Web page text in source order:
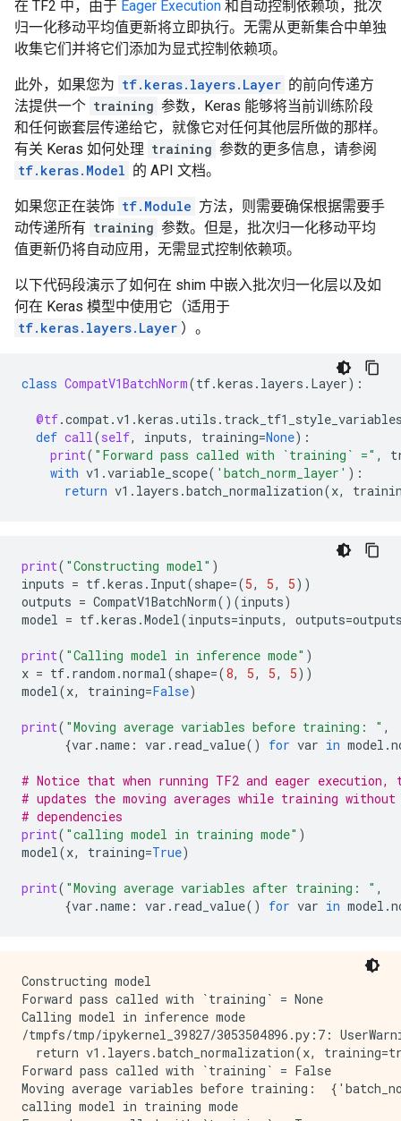
在 TF2 中，由于 Eager Execution 和自动控制依赖项，批次
归一化移动平均值更新将立即执行。无需从更新集合中单独
收集它们并将它们添加为显式控制依赖项。
此外，如果您为 tf.keras.layers.Layer 的前向传递方
法提供一个 training 参数，Keras 能够将当前训练阶段
和任何嵌套层传递给它，就像它对任何其他层所做的那样。
有关 Keras 如何处理 training 参数的更多信息，请参阅
tf.keras.Model 的 API 文档。
如果您正在装饰 tf.Module 方法，则需要确保根据需要手
动传递所有 training 参数。但是，批次归一化移动平均
值更新仍将自动应用，无需显式控制依赖项。
以下代码段演示了如何在 shim 中嵌入批次归一化层以及如
何在 Keras 模型中使用它（适用于
tf.keras.layers.Layer ）。
class CompatV1BatchNorm(tf.keras . layers . Layer):
@tf.compat.v1 .keras .utils .
def call(self, inputs, training=None):
print( "Forward pass called with `training` =" ,
with v1 .variable_scope( 'batch_norm_layer' ):
return v1 . layers .batch_normalization(x,
print( "Constructing model" )
inputs = tf.keras . Input(shape=(5, 5, 5))
outputs = CompatV1BatchNorm()(inputs)
model = tf.keras .Model(inputs=inputs, outputs=
print( "Calling model in inference mode" )
x = tf. random .normal(shape=(8, 5, 5, 5))
model(x, training=False)
print( "Moving average variables before training: " ,
{var .name : var . read_value() for var in model .
# Notice that when running TF2 and eager
# updates the moving averages while training
# dependencies
print( "calling model in training mode" )
model(x, training=True)
print( "Moving average variables after training: " ,
{var .name : var . read_value() for var in model .
Constructing model
Forward pass called with `training` = None
Calling model in inference mode
/tmpfs/tmp/ipykernel_39827/3053504896.py:7:
return v1.layers.batch_normalization(x,
Forward pass called with `training` = False
Moving average variables before training:
calling model in training mode